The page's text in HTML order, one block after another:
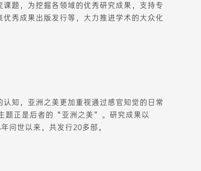
题，为挖掘各领域的优秀研究成果，支持专
秀成果出版发行等，大力推进学术的大众化
知，亚洲之美更加重视通过感官知觉的日常
题正是后者的“亚洲之美”。研究成果以
问世以来，共发行20多部。